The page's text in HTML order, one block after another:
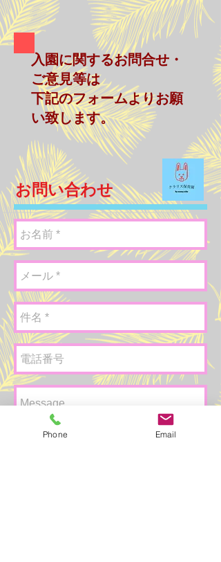
入園に関するお問合せ・
ご意見等は
下記のフォームよりお願
い致します。
お問い合わせ
Phone Email